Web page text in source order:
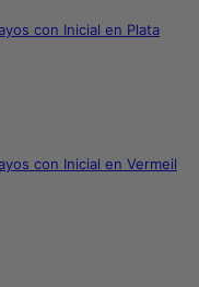
con Inicial en Plata
con Inicial en Vermeil